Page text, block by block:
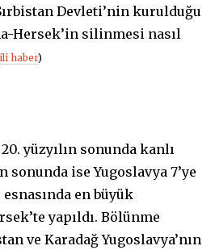
Devleti’nin kurulduğu
Hersek’in silinmesi nasıl
haber)
yüzyılın sonunda kanlı
sonunda ise Yugoslavya 7’ye
en büyük
yapıldı. Bölünme
ve Karadağ Yugoslavya’nın